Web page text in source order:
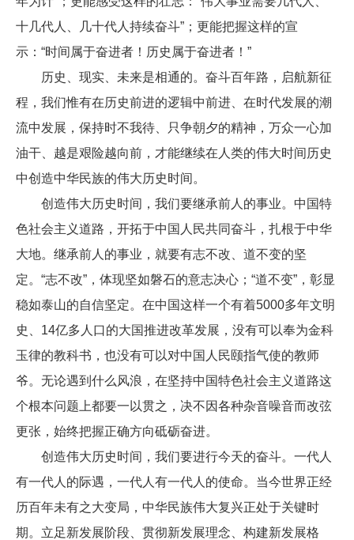
十几代人、几十代人持续奋斗”；更能把握这样的宣
示：“时间属于奋进者！历史属于奋进者！”
历史、现实、未来是相通的。奋斗百年路，启航新征
程，我们惟有在历史前进的逻辑中前进、在时代发展的潮
流中发展，保持时不我待、只争朝夕的精神，万众一心加
油干、越是艰险越向前，才能继续在人类的伟大时间历史
中创造中华民族的伟大历史时间。
创造伟大历史时间，我们要继承前人的事业。中国特
色社会主义道路，开拓于中国人民共同奋斗，扎根于中华
大地。继承前人的事业，就要有志不改、道不变的坚
定。“志不改”，体现坚如磐石的意志决心；“道不变”，彰显
稳如泰山的自信坚定。在中国这样一个有着5000多年文明
史、14亿多人口的大国推进改革发展，没有可以奉为金科
玉律的教科书，也没有可以对中国人民颐指气使的教师
爷。无论遇到什么风浪，在坚持中国特色社会主义道路这
个根本问题上都要一以贯之，决不因各种杂音噪音而改弦
更张，始终把握正确方向砥砺奋进。
创造伟大历史时间，我们要进行今天的奋斗。一代人
有一代人的际遇，一代人有一代人的使命。当今世界正经
历百年未有之大变局，中华民族伟大复兴正处于关键时
期。立足新发展阶段、贯彻新发展理念、构建新发展格